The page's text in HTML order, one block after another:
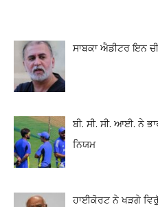
ਸਾਬਕਾ ਐਡੀਟਰ ਇਨ
ਬੀ. ਸੀ. ਸੀ. ਆਈ. ਨੇ
ਨਿਯਮ
ਹਾਈਕੋਰਟ ਨੇ ਖੜਗੇ